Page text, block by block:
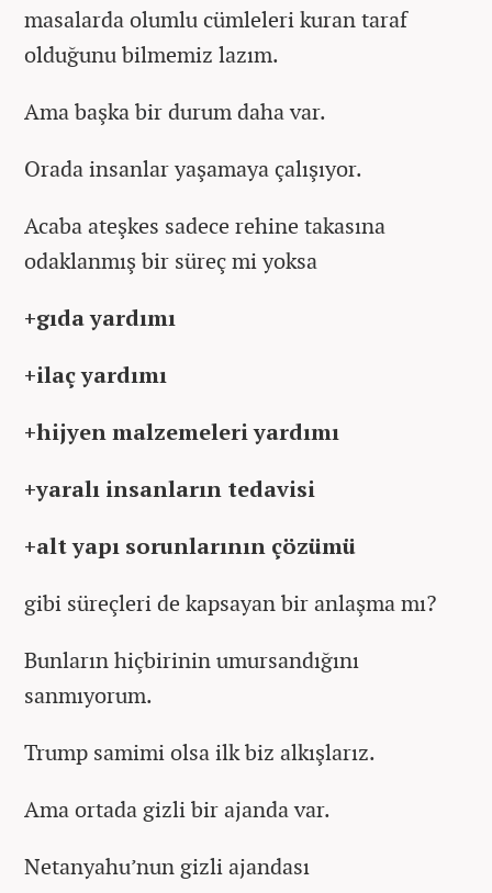
masalarda olumlu cümleleri kuran taraf
olduğunu bilmemiz lazım.
Ama başka bir durum daha var.
Orada insanlar yaşamaya çalışıyor.
Acaba ateşkes sadece rehine takasına
odaklanmış bir süreç mi yoksa
+gıda yardımı
+ilaç yardımı
+hijyen malzemeleri yardımı
+yaralı insanların tedavisi
+alt yapı sorunlarının çözümü
gibi süreçleri de kapsayan bir anlaşma mı?
Bunların hiçbirinin umursandığını
sanmıyorum.
Trump samimi olsa ilk biz alkışlarız.
Ama ortada gizli bir ajanda var.
Netanyahu’nun gizli ajandası